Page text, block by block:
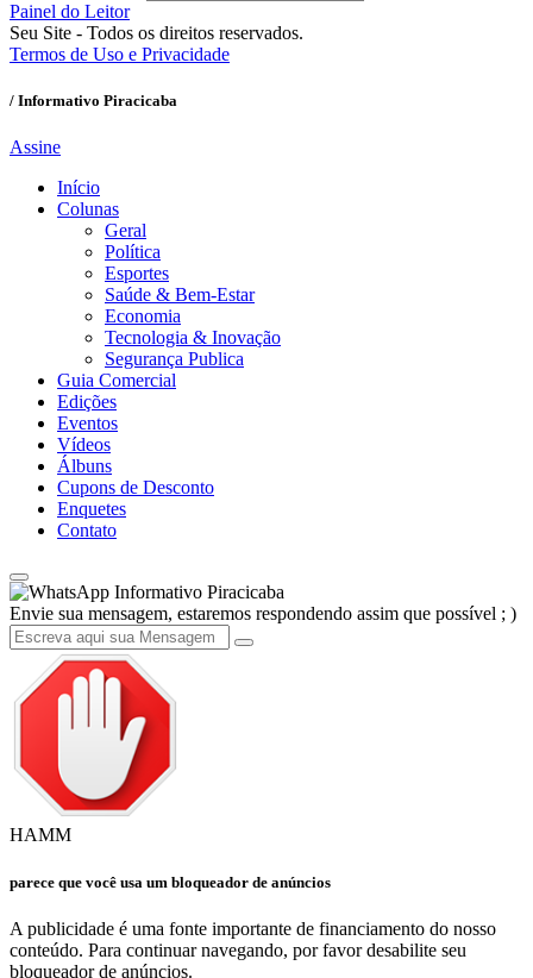
Painel do Leitor
Seu Site - Todos os direitos reservados.
Termos de Uso e Privacidade
/ Informativo Piracicaba
Assine
Início
Colunas
Geral
Política
Esportes
Saúde & Bem-Estar
Economia
Tecnologia & Inovação
Segurança Publica
Guia Comercial
Edições
Eventos
Vídeos
Álbuns
Cupons de Desconto
Enquetes
Contato
Informativo Piracicaba
Envie sua mensagem, estaremos respondendo assim que possível ; )
HAMM
parece que você usa um bloqueador de anúncios
A publicidade é uma fonte importante de financiamento do nosso
conteúdo. Para continuar navegando, por favor desabilite seu
bloqueador de anúncios.